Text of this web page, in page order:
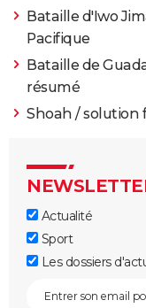
Bataille d'Iwo
Pacifique
Bataille de
résumé
Shoah / solution
Actualité
Sport
Les dossiers